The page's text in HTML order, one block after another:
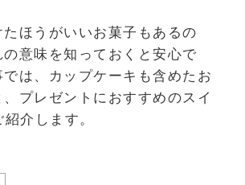
ほうがいいお菓子もあるの
意味を知っておくと安心で
は、カップケーキも含めたお
プレゼントにおすすめのスイ
介します。